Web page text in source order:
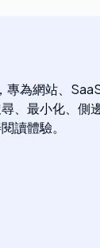
為網站、
最小化、側
讀體驗。